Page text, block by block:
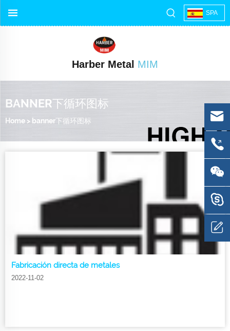
SPA
Harber Metal MIM
BANNER下循环图标
Home > banner下循环图标
Fabricación directa de metales
2022-11-02